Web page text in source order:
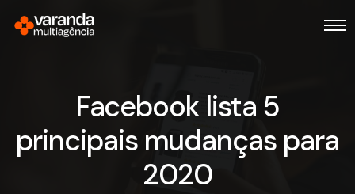
Facebook lista 5
principais mudanças para
2020